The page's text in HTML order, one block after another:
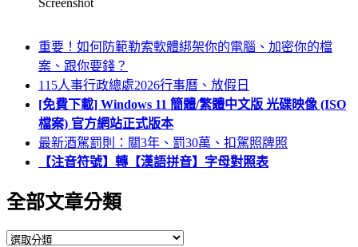
重要！如何防範勒索軟體綁架你的電腦、加密你的檔
案、跟你要錢？
115人事行政總處2026行事曆、放假日
[免費下載] Windows 11 簡體/繁體中文版 光碟映像 (ISO
檔案) 官方網站正式版本
最新酒駕罰則：關3年、罰30萬、扣駕照牌照
【注音符號】轉【漢語拼音】字母對照表
全部文章分類
全